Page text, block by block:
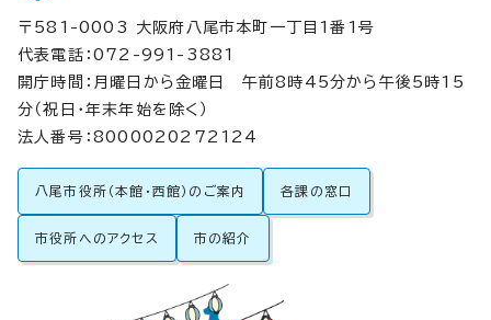
〒581-0003 大阪府八尾市本町一丁目1番1号
代表電話：072-991-3881
開庁時間：月曜日から金曜日 午前8時45分から午後5時15
分（祝日・年末年始を除く）
法人番号：8000020272124
八尾市役所（本館・西館）のご案内 各課の窓口
市役所へのアクセス 市の紹介